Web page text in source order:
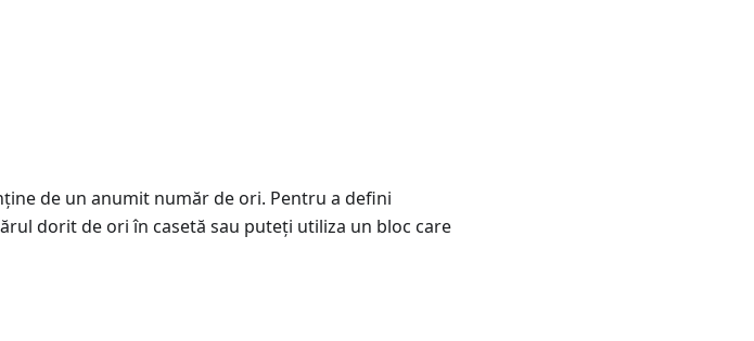
de un anumit număr de ori. Pentru a defini
dorit de ori în casetă sau puteți utiliza un bloc care